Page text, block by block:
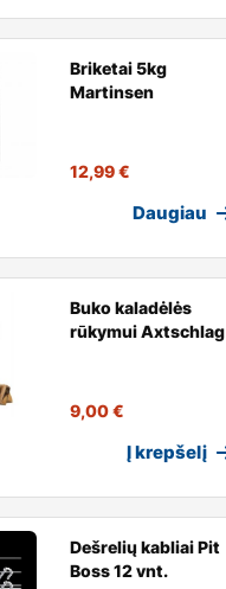
Briketai 5kg
Martinsen
12,99€
Daugiau
Buko kaladėlės
rūkymui Axtschlag
9,00€
Į krepšelį
Dešrelių kabliai Pit
Boss 12 vnt.